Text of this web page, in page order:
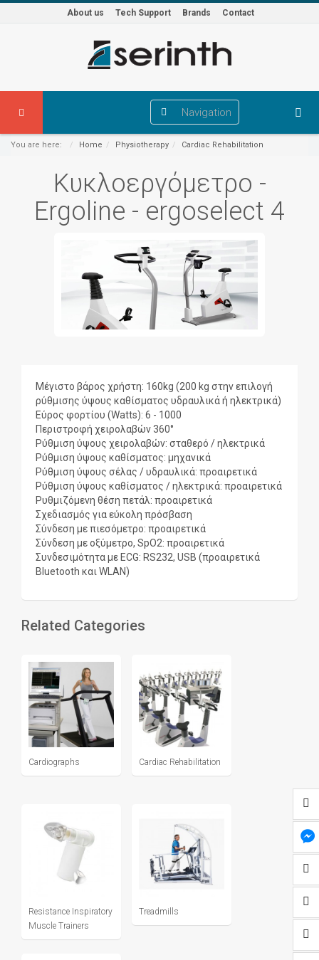
About us Tech Support Brands Contact
Navigation
You are here: Home Physiotherapy Cardiac Rehabilitation
Κυκλοεργόμετρο -
Ergoline - ergoselect 4
Μέγιστο βάρος χρήστη: 160kg (200 kg στην επιλογή
ρύθμισης ύψους καθίσματος υδραυλικά ή ηλεκτρικά)
Εύρος φορτίου (Watts): 6 - 1000
Περιστροφή χειρολαβών 360°
Ρύθμιση ύψους χειρολαβών: σταθερό / ηλεκτρικά
Ρύθμιση ύψους καθίσματος: μηχανικά
Ρύθμιση ύψους σέλας / υδραυλικά: προαιρετικά
Ρύθμιση ύψους καθίσματος / ηλεκτρικά: προαιρετικά
Ρυθμιζόμενη θέση πετάλ: προαιρετικά
Σχεδιασμός για εύκολη πρόσβαση
Σύνδεση με πιεσόμετρο: προαιρετικά
Σύνδεση με οξύμετρο, SpO2: προαιρετικά
Συνδεσιμότητα με ECG: RS232, USB (προαιρετικά
Bluetooth και WLAN)
Related Categories
Cardiographs Cardiac Rehabilitation
Resistance Inspiratory
Muscle Trainers
Treadmills